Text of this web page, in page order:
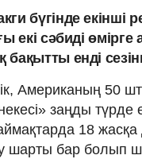
бүгінде екінші
екі сәбиді
енді
Американың 50
заңды түрде
18 жасқа
шарты бар болып